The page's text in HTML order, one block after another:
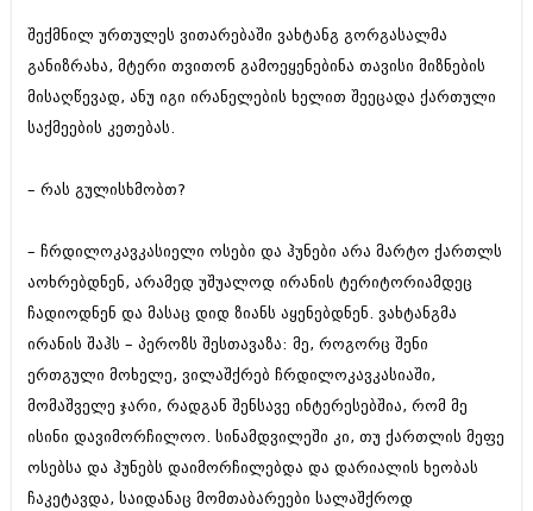
ივნისი 2010 (685)
მაისი 2010 (232)
აპრილი 2010 (229)
მარტი 2010 (454)
თებერვალი 2010 (421)
ნოემბერი 2009 (308)
აგვისტო 2009 (14)
ივლისი 2009 (118)
თებერვალი 0216 (1)
დეკემბერი 0215 (1)
ოქტომბერი 0215 (1)
აგვისტო 0215 (2)
აგვისტო 0212 (1)
ივნისი 0212 (2)
შექმნილ ურთულეს ვითარებაში ვახტანგ გორგასალმა
განიზრახა, მტერი თვითონ გამოეყენებინა თავისი მიზნების
მისაღწევად, ანუ იგი ირანელების ხელით შეეცადა ქართული
საქმეების კეთებას.
– რას გულისხმობთ?
– ჩრდილოკავკასიელი ოსები და ჰუნები არა მარტო ქართლს
აოხრებდნენ, არამედ უშუალოდ ირანის ტერიტორიამდეც
ჩადიოდნენ და მასაც დიდ ზიანს აყენებდნენ. ვახტანგმა
ირანის შაჰს – პეროზს შესთავაზა: მე, როგორც შენი
ერთგული მოხელე, ვილაშქრებ ჩრდილოკავკასიაში,
მომაშველე ჯარი, რადგან შენსავე ინტერესებშია, რომ მე
ისინი დავიმორჩილოო. სინამდვილეში კი, თუ ქართლის მეფე
ოსებსა და ჰუნებს დაიმორჩილებდა და დარიალის ხეობას
ჩაკეტავდა, საიდანაც მომთაბარეები სალაშქროდ